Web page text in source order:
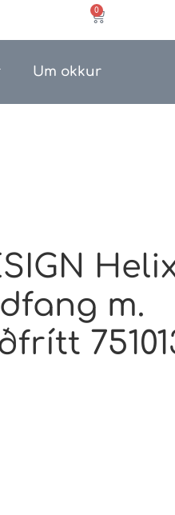
0
Um okkur
m.